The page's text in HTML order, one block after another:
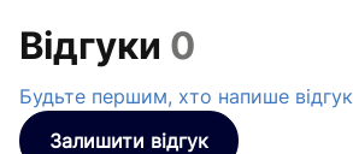
Відгуки 0
Будьте першим, хто напише відгук
Залишити відгук